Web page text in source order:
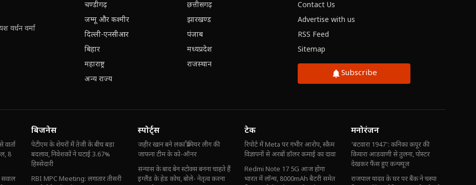
वर्धन वर्मा
चण्डीगढ़
छत्तीसगढ़
जम्मू और कश्मीर
झारखण्ड
दिल्ली-एनसीआर
पंजाब
बिहार
मध्यप्रदेश
महाराष्ट्र
राजस्थान
अन्य राज्य
Contact Us
Advertise with us
RSS Feed
Sitemap
Subscribe
8
सवाल
बिजनेस
पेटीएम के शेयरों में तेजी के बीच बड़ा
बदलाव, निवेशकों ने घटाई 3.67%
हिस्सेदारी
RBI MPC Meeting: लगातार तीसरी
स्पोर्ट्स
जहीर खान बने लंका प्रीमियर लीग की
जाफना टीम के को-ऑनर
संन्यास के बाद बेन स्टोक्स बनना चाहते हैं
इंग्लैंड के हेड कोच, बोले- नेतृत्व करना
टेक
रिपोर्ट में Meta पर गंभीर आरोप, स्कैम
विज्ञापनों से अरबों डॉलर कमाई का दावा
Redmi Note 17 5G आज होगा
भारत में लॉन्च, 8000mAh बैटरी समेत
मनोरंजन
'बंटवारा 1947': कनिका कपूर की
कियारा आडवाणी से तुलना, पोस्टर
देखकर फैंस हुए कन्फ्यूज
राजपाल यादव के घर पर बैंक ने चस्पा